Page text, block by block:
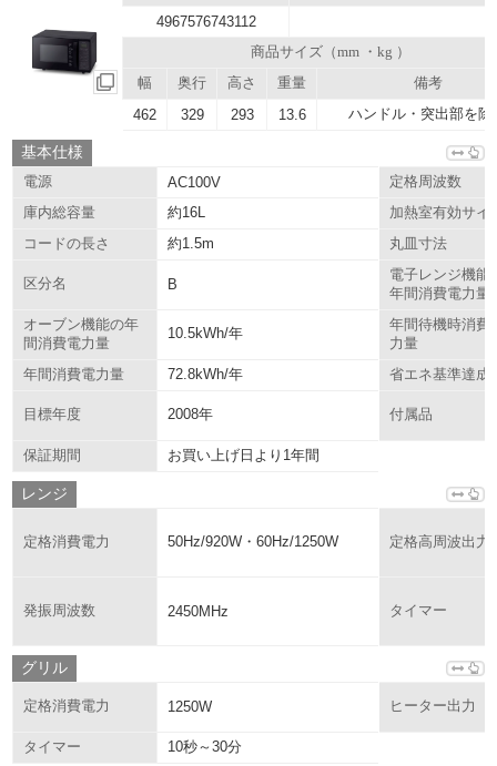
4967576743112
商品サイズ（mm ・kg ）
幅
奥行 高さ 重量 備考
462 329 293 13.6 ハンドル・突出部を除
基本仕様
電源 AC100V
定格周波数
庫内総容量
約16L
加熱室有効サイ
コードの長さ
約1.5m 丸皿寸法
区分名 B
電子レンジ機能
年間消費電力量
オーブン機能の年
間消費電力量
10.5kWh/年
年間待機時消費
力量
年間消費電力量
72.8kWh/年 省エネ基準達成
目標年度 2008年 付属品
保証期間 お買い上げ日より1年間
レンジ
定格消費電力 50Hz/920W・60Hz/1250W 定格高周波出力
発振周波数 2450MHz タイマー
グリル
定格消費電力 1250W ヒーター出力
タイマー 10秒～30分